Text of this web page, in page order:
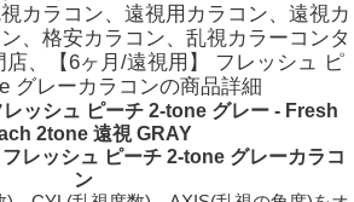
カラコン、遠視用カラコン、遠視カ
、格安カラコン、乱視カラーコンタ
店、【6ヶ月/遠視用】 フレッシュ ピ
グレーカラコンの商品詳細
レッシュ ピーチ 2-tone グレー - Fresh
2tone 遠視 GRAY
レッシュ ピーチ 2-tone グレーカラコ
ン